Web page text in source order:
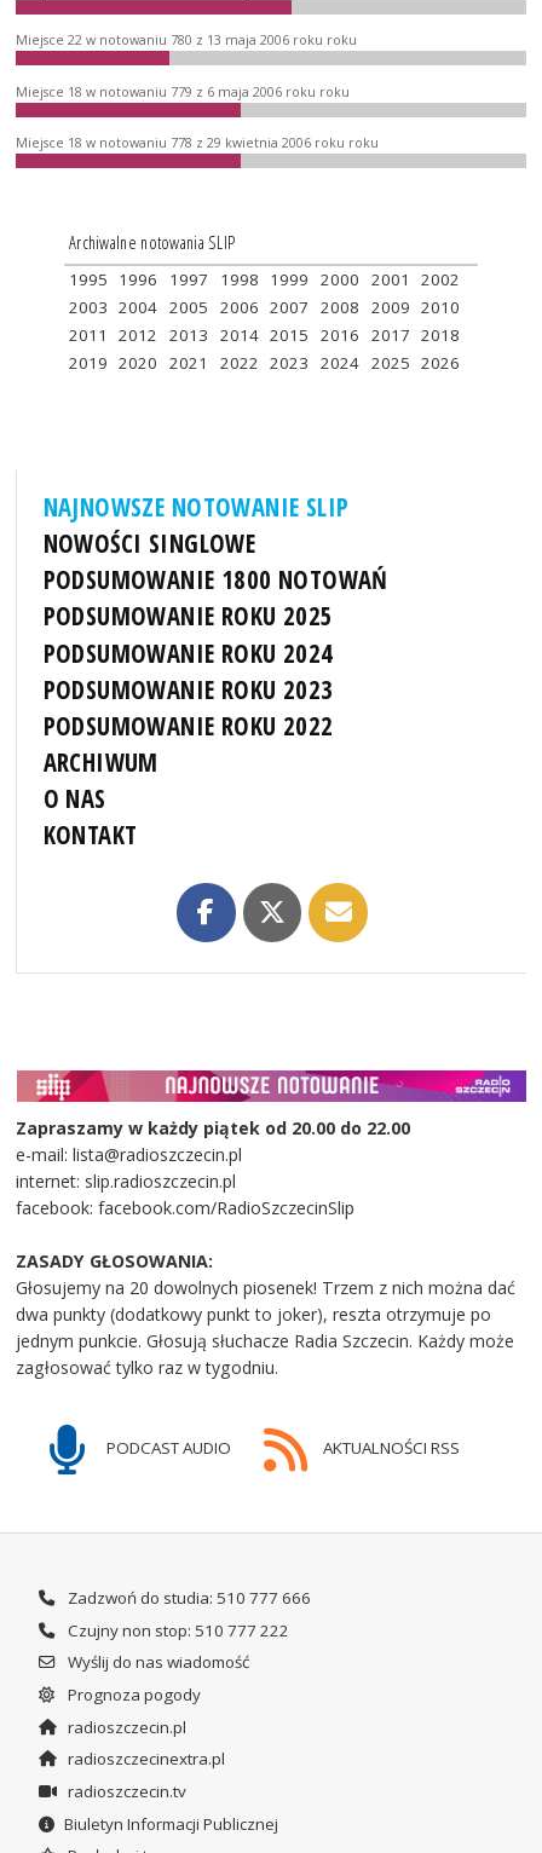
Miejsce 22 w notowaniu 780 z 13 maja 2006 roku roku
Miejsce 18 w notowaniu 779 z 6 maja 2006 roku roku
Miejsce 18 w notowaniu 778 z 29 kwietnia 2006 roku roku
Archiwalne notowania SLIP
1995 1996 1997 1998 1999 2000 2001
2002
2003 2004 2005 2006 2007 2008 2009 2010
2011
2012 2013 2014 2015 2016 2017 2018
2019 2020 2021 2022 2023 2024 2025 2026
NAJNOWSZE NOTOWANIE SLIP
NOWOŚCI SINGLOWE
PODSUMOWANIE 1800 NOTOWAŃ
PODSUMOWANIE ROKU 2025
PODSUMOWANIE ROKU 2024
PODSUMOWANIE ROKU 2023
PODSUMOWANIE ROKU 2022
ARCHIWUM
O NAS
KONTAKT
Zapraszamy w każdy piątek od 20.00 do 22.00
e-mail: lista@radioszczecin.pl
internet: slip.radioszczecin.pl
facebook: facebook.com/RadioSzczecinSlip
ZASADY GŁOSOWANIA:
Głosujemy na 20 dowolnych piosenek! Trzem z nich można dać
dwa punkty (dodatkowy punkt to joker), reszta otrzymuje po
jednym punkcie. Głosują słuchacze Radia Szczecin. Każdy może
zagłosować tylko raz w tygodniu.
PODCAST AUDIO AKTUALNOŚCI RSS
Zadzwoń do studia: 510 777 666
Czujny non stop: 510 777 222
Wyślij do nas wiadomość
Prognoza pogody
radioszczecin.pl
radioszczecinextra.pl
radioszczecin.tv
Biuletyn Informacji Publicznej